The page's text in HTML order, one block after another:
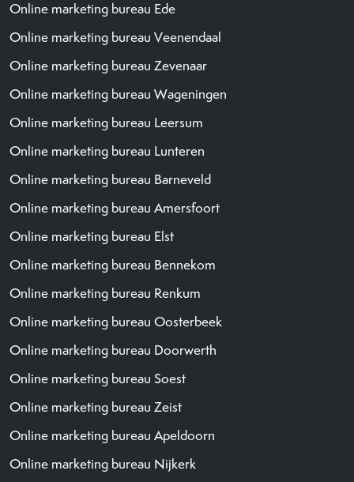
Online marketing bureau Ede
Online marketing bureau Veenendaal
Online marketing bureau Zevenaar
Online marketing bureau Wageningen
Online marketing bureau Leersum
Online marketing bureau Lunteren
Online marketing bureau Barneveld
Online marketing bureau Amersfoort
Online marketing bureau Elst
Online marketing bureau Bennekom
Online marketing bureau Renkum
Online marketing bureau Oosterbeek
Online marketing bureau Doorwerth
Online marketing bureau Soest
Online marketing bureau Zeist
Online marketing bureau Apeldoorn
Online marketing bureau Nijkerk